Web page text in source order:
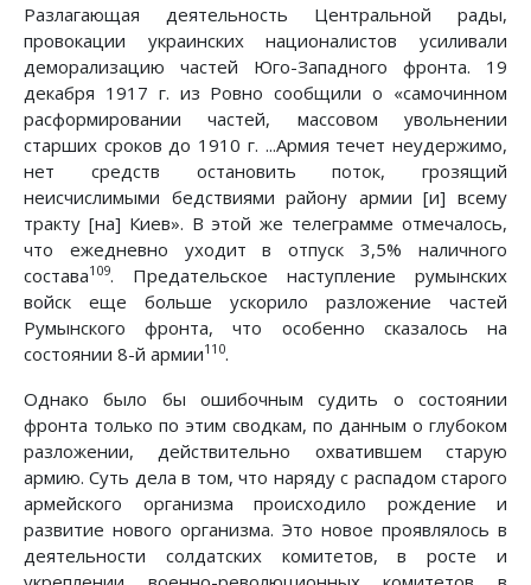
Разлагающая деятельность Центральной рады,
провокации украинских националистов усиливали
деморализацию частей Юго-Западного фронта. 19
декабря 1917 г. из Ровно сообщили о «самочинном
расформировании частей, массовом увольнении
старших сроков до 1910 г. ...Армия течет неудержимо,
нет средств остановить поток, грозящий
неисчислимыми бедствиями району армии [и] всему
тракту [на] Киев». В этой же телеграмме отмечалось,
что ежедневно уходит в отпуск 3,5% наличного
состава109. Предательское наступление румынских
войск еще больше ускорило разложение частей
Румынского фронта, что особенно сказалось на
состоянии 8-й армии110.
Однако было бы ошибочным судить о состоянии
фронта только по этим сводкам, по данным о глубоком
разложении, действительно охватившем старую
армию. Суть дела в том, что наряду с распадом старого
армейского организма происходило рождение и
развитие нового организма. Это новое проявлялось в
деятельности солдатских комитетов, в росте и